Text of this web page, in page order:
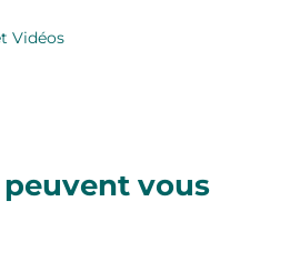
Vidéos
vous